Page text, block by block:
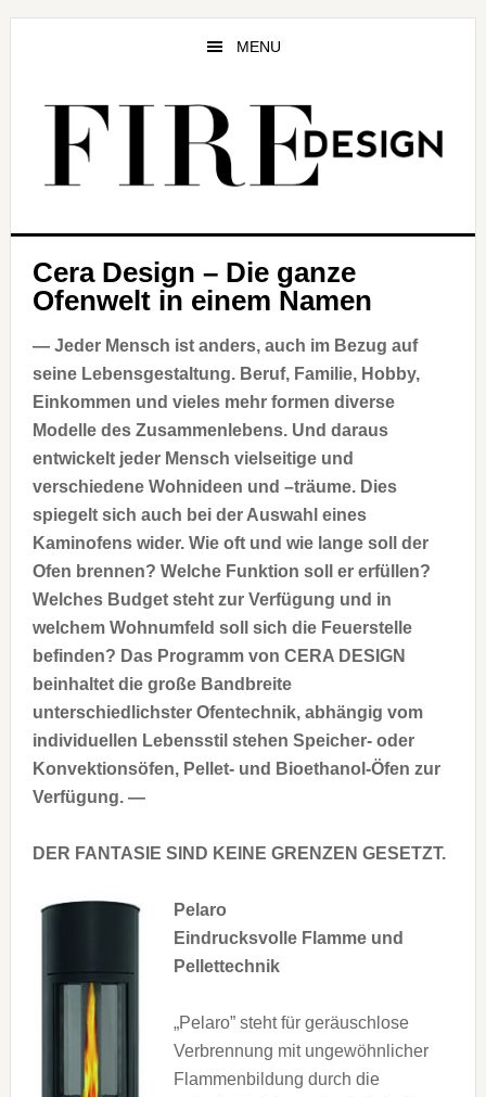
MENU
Cera Design – Die ganze
Ofenwelt in einem Namen
— Jeder Mensch ist anders, auch im Bezug auf
seine Lebensgestaltung. Beruf, Familie, Hobby,
Einkommen und vieles mehr formen diverse
Modelle des Zusammenlebens. Und daraus
entwickelt jeder Mensch vielseitige und
verschiedene Wohnideen und –träume. Dies
spiegelt sich auch bei der Auswahl eines
Kaminofens wider. Wie oft und wie lange soll der
Ofen brennen? Welche Funktion soll er erfüllen?
Welches Budget steht zur Verfügung und in
welchem Wohnumfeld soll sich die Feuerstelle
befinden? Das Programm von CERA DESIGN
beinhaltet die große Bandbreite
unterschiedlichster Ofentechnik, abhängig vom
individuellen Lebensstil stehen Speicher- oder
Konvektionsöfen, Pellet- und Bioethanol-Öfen zur
Verfügung. —
DER FANTASIE SIND KEINE GRENZEN GESETZT.
Pelaro
Eindrucksvolle Flamme und
Pellettechnik
„Pelaro” steht für geräuschlose
Verbrennung mit ungewöhnlicher
Flammenbildung durch die